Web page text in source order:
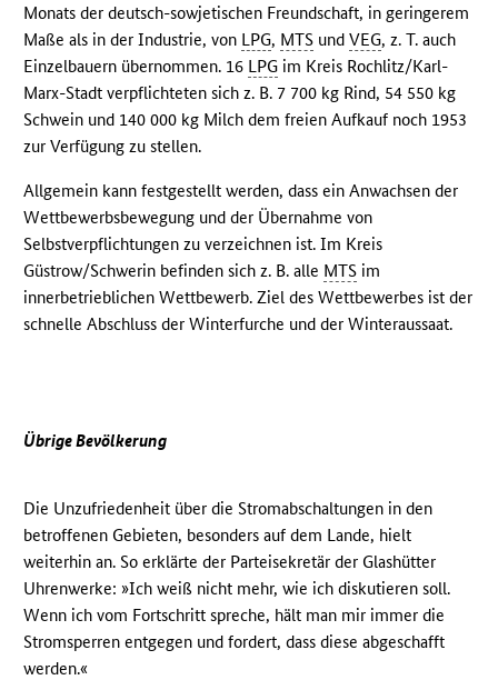
Monats der deutsch-sowjetischen Freundschaft, in geringerem
Maße als in der Industrie, von LPG, MTS undVEG, z. T. auch
Einzelbauern übernommen. 16 LPG im Kreis Rochlitz/Karl-
Marx-Stadt verpflichteten sich z. B. 7 700 kg Rind, 54 550 kg
Schwein und 140 000 kg Milch dem freien Aufkauf noch 1953
zur Verfügung zu stellen.
Allgemein kann festgestellt werden, dass ein Anwachsen der
Wettbewerbsbewegung und der Übernahme von
Selbstverpflichtungen zu verzeichnen ist. Im Kreis
Güstrow/Schwerin befinden sich z. B. alle MTS im
innerbetrieblichen Wettbewerb. Ziel des Wettbewerbes ist der
schnelle Abschluss der Winterfurche und der Winteraussaat.
Übrige Bevölkerung
Die Unzufriedenheit über die Stromabschaltungen in den
betroffenen Gebieten, besonders auf dem Lande, hielt
weiterhin an. So erklärte der Parteisekretär der Glashütter
Uhrenwerke: »Ich weiß nicht mehr, wie ich diskutieren soll.
Wenn ich vom Fortschritt spreche, hält man mir immer die
Stromsperren entgegen und fordert, dass diese abgeschafft
werden.«